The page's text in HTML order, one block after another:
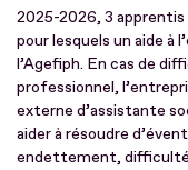
2025-2026, 3
pour lesquels un aide à
l’Agefiph. En cas de
professionnel,
externe d’assistante
aider à résoudre
endettement,